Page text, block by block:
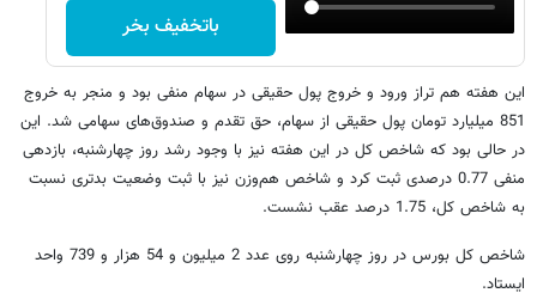
باتخفیف بخر
این هفته هم تراز ورود و خروج پول حقیقی در سهام منفی بود و منجر به خروج
851 میلیارد تومان پول حقیقی از سهام، حق تقدم و صندوق‌های سهامی شد. این
در حالی بود که شاخص کل در این هفته نیز با وجود رشد روز چهارشنبه، بازدهی
منفی 0.77 درصدی ثبت کرد و شاخص هم‌وزن نیز با ثبت وضعیت بدتری نسبت
به شاخص کل، 1.75 درصد عقب نشست.
شاخص کل بورس در روز چهارشنبه روی عدد 2 میلیون و 54 هزار و 739 واحد
ایستاد.